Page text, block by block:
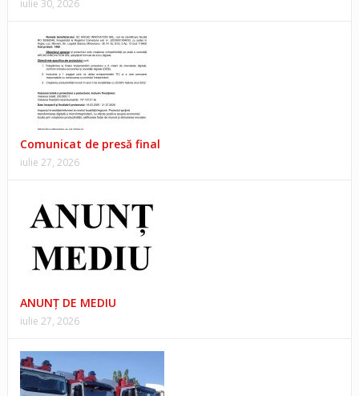
iulie 30, 2026
Comunicat de presă final
iulie 27, 2026
ANUNŢ DE MEDIU
iulie 27, 2026